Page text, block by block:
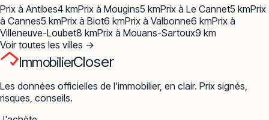
Prix à Antibes4 kmPrix à Mougins5 kmPrix à Le Cannet5 kmPrix
à Cannes5 kmPrix à Biot6 kmPrix à Valbonne6 kmPrix à
Villeneuve-Loubet8 kmPrix à Mouans-Sartoux9 km
Voir toutes les villes →
ImmobilierCloser
Les données officielles de l'immobilier, en clair. Prix signés,
risques, conseils.